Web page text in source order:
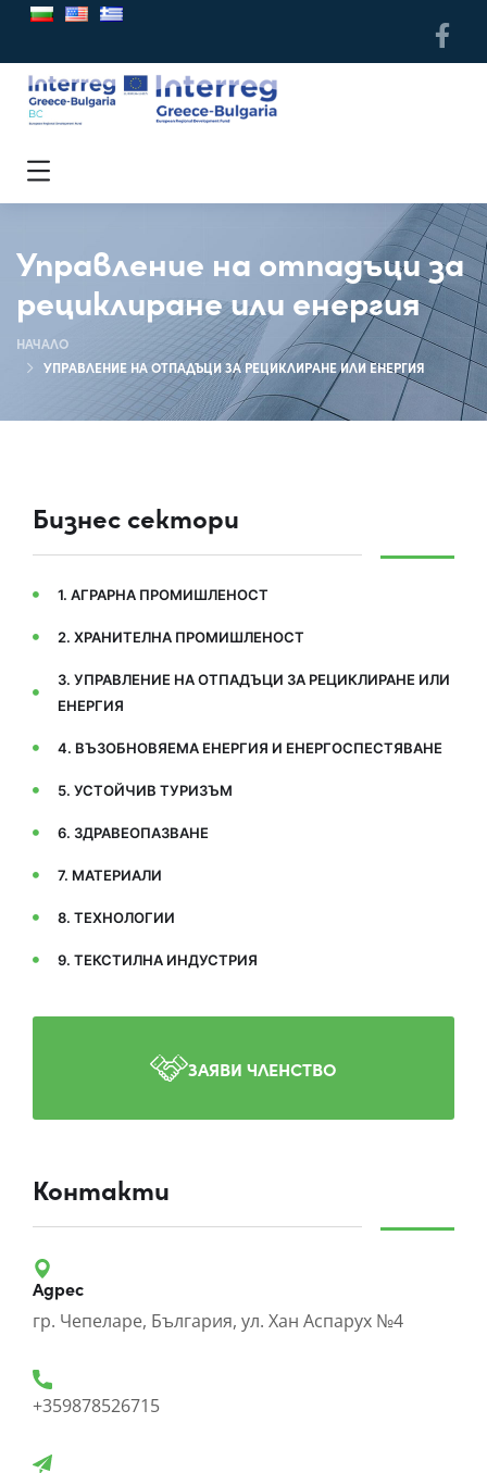
Управление на отпадъци за
рециклиране или енергия
НАЧАЛО
УПРАВЛЕНИЕ НА ОТПАДЪЦИ ЗА РЕЦИКЛИРАНЕ ИЛИ ЕНЕРГИЯ
Бизнес сектори
1. АГРАРНА ПРОМИШЛЕНОСТ
2. ХРАНИТЕЛНА ПРОМИШЛЕНОСТ
3. УПРАВЛЕНИЕ НА ОТПАДЪЦИ ЗА РЕЦИКЛИРАНЕ ИЛИ
ЕНЕРГИЯ
4. ВЪЗОБНОВЯЕМА ЕНЕРГИЯ И ЕНЕРГОСПЕСТЯВАНЕ
5. УСТОЙЧИВ ТУРИЗЪМ
6. ЗДРАВЕОПАЗВАНЕ
7. МАТЕРИАЛИ
8. ТЕХНОЛОГИИ
9. ТЕКСТИЛНА ИНДУСТРИЯ
ЗАЯВИ ЧЛЕНСТВО
Контакти
Адрес
гр. Чепеларе, България, ул. Хан Аспарух №4
+359878526715